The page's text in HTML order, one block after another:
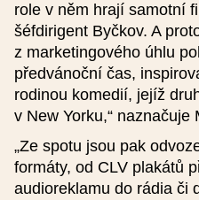
role v něm hrají samotní
šéfdirigent Byčkov. A
z marketingového úhlu
předvánoční čas,
rodinou komedií, jejíž
v New Yorku,“ naznačuje
„Ze spotu jsou pak
formáty, od CLV plakátů
audioreklamu do rádia či
Popis (50-230 znaků)
Popis (50-230 znaků)